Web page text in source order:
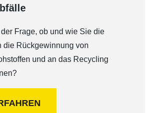
Frage, ob und wie Sie die
die Rückgewinnung von
und an das Recycling